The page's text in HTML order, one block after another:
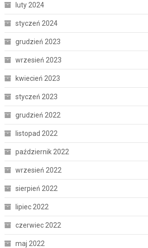
luty 2024
styczeń 2024
grudzień 2023
wrzesień 2023
kwiecień 2023
styczeń 2023
grudzień 2022
listopad 2022
październik 2022
wrzesień 2022
sierpień 2022
lipiec 2022
czerwiec 2022
maj 2022